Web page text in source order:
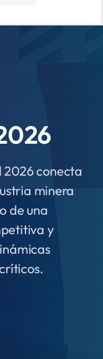
2026 conecta
minera
de una
y